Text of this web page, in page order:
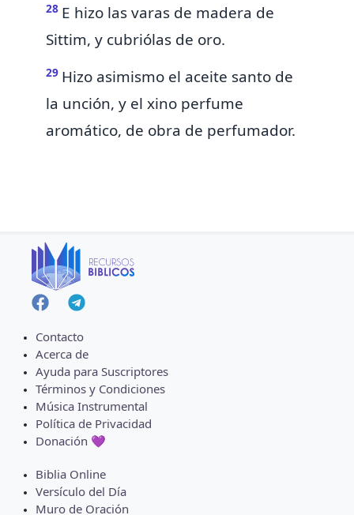
28 E hizo las varas de madera de
Sittim, y cubriólas de oro.
29 Hizo asimismo el aceite santo de
la unción, y el xino perfume
aromático, de obra de perfumador.
Contacto
Acerca de
Ayuda para Suscriptores
Términos y Condiciones
Música Instrumental
Política de Privacidad
Donación 💜
Biblia Online
Versículo del Día
Muro de Oración